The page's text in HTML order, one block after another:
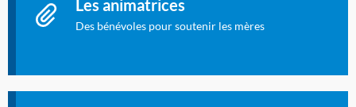
Les animatrices
Des bénévoles pour soutenir les mères